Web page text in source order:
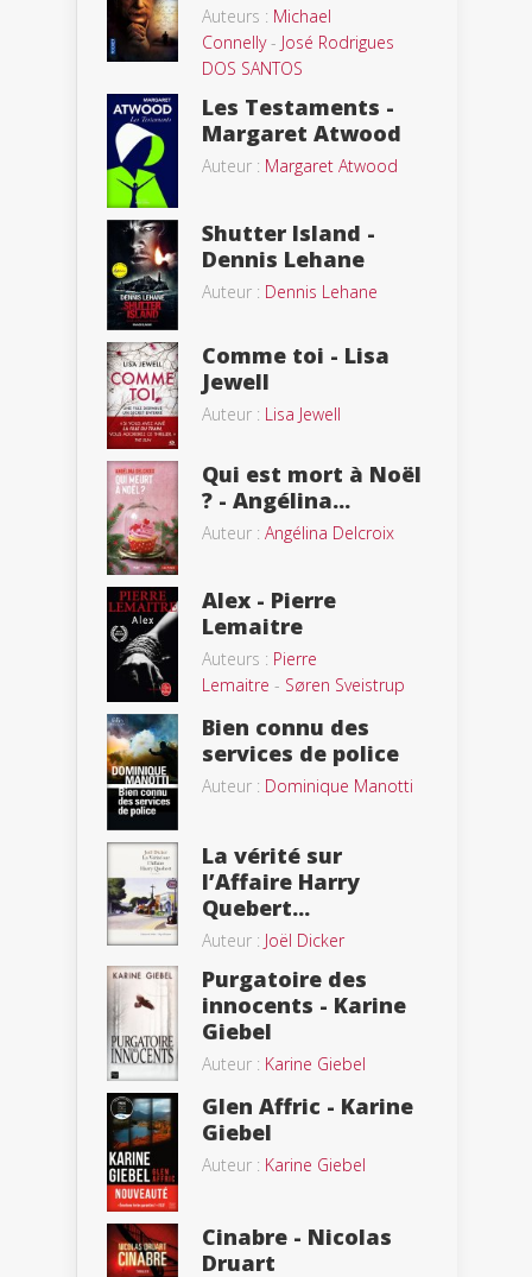
Auteurs : Michael
Connelly- José Rodrigues
DOS SANTOS
Les Testaments -
Margaret Atwood
Auteur : Margaret Atwood
Shutter Island -
Dennis Lehane
Auteur : Dennis Lehane
Comme toi - Lisa
Jewell
Auteur : Lisa Jewell
Qui est mort à Noël
? - Angélina...
Auteur : Angélina Delcroix
Alex - Pierre
Lemaitre
Auteurs : Pierre
Lemaitre - Søren Sveistrup
Bien connu des
services de police
Auteur : Dominique Manotti
La vérité sur
l’Affaire Harry
Quebert...
Auteur : Joël Dicker
Purgatoire des
innocents - Karine
Giebel
Auteur : Karine Giebel
Glen Affric - Karine
Giebel
Auteur : Karine Giebel
Cinabre - Nicolas
Druart